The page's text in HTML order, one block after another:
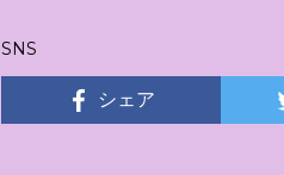
SNS
シェア